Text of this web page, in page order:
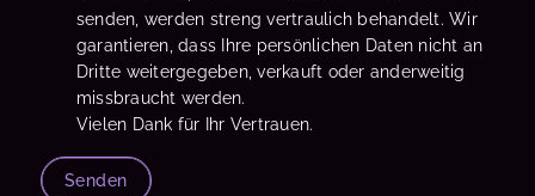
senden, werden streng vertraulich behandelt. Wir
garantieren, dass Ihre persönlichen Daten nicht an
Dritte weitergegeben, verkauft oder anderweitig
missbraucht werden.
Vielen Dank für Ihr Vertrauen.
Senden